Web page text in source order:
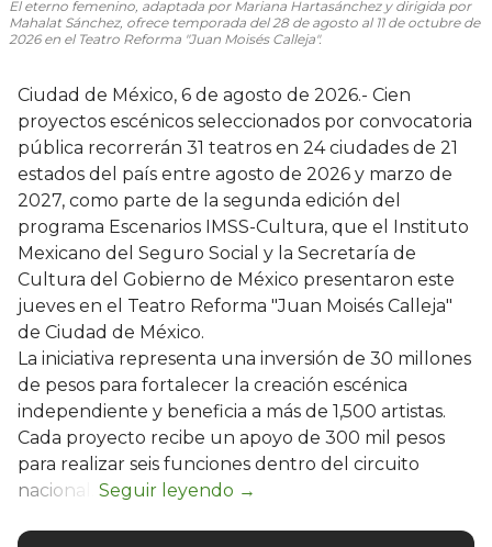
El eterno femenino , adaptada por Mariana Hartasánchez y dirigida por
Mahalat Sánchez, ofrece temporada del 28 de agosto al 11 de octubre de
2026 en el Teatro Reforma "Juan Moisés Calleja".
Ciudad de México, 6 de agosto de 2026.- Cien
proyectos escénicos seleccionados por convocatoria
pública recorrerán 31 teatros en 24 ciudades de 21
estados del país entre agosto de 2026 y marzo de
2027, como parte de la segunda edición del
programa Escenarios IMSS-Cultura, que el Instituto
Mexicano del Seguro Social y la Secretaría de
Cultura del Gobierno de México presentaron este
jueves en el Teatro Reforma "Juan Moisés Calleja"
de Ciudad de México.
La iniciativa representa una inversión de 30 millones
de pesos para fortalecer la creación escénica
independiente y beneficia a más de 1,500 artistas.
Cada proyecto recibe un apoyo de 300 mil pesos
para realizar seis funciones dentro del circuito
nacional.